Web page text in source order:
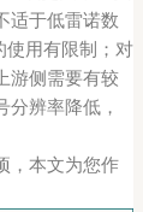
适于低雷诺数
使用有限制；对
游侧需要有较
辨率降低，
，本文为您作